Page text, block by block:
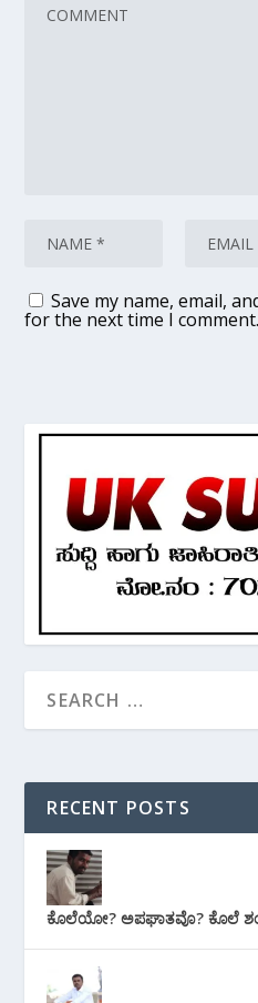
Save my name, email,
for the next time I comment.
RECENT POSTS
ಕೊಲೆಯೋ? ಅಪಘಾತವೊ? ಕೊಲೆ